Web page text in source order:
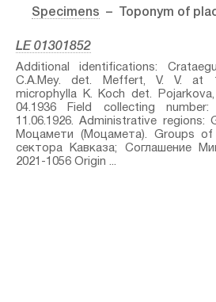
Specimens – Toponym of
LE 01301852
Additional identifications:
C.A.Mey.⁣ det. Meffert, V. V. at
microphylla K. Koch⁣ det.
04.1936 Field collecting
11.06.1926. Administrative regions:
Моцамети (Моцамета). Groups
сектора Кавказа; Соглашение
2021-1056 Origin ...